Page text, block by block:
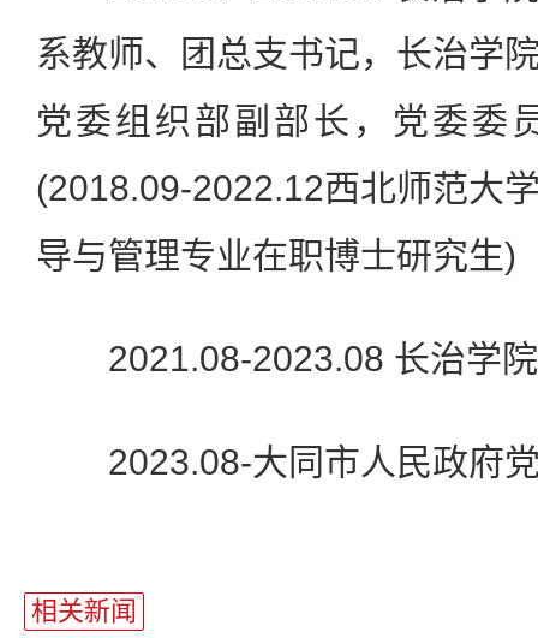
系教师、团总支书记，长治学
党委组织部副部长，党委委
(2018.09-2022.12西北师范大
导与管理专业在职博士研究生)
2021.08-2023.08 长治学院
2023.08-大同市人民政府党
相关新闻